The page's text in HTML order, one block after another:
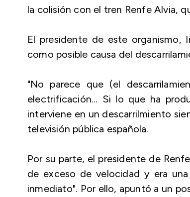
la colisión con el tren Renfe Alvia,
El presidente de este organismo,
como posible causa del
"No parece que (el
electrificación... Si lo que ha
interviene en un descarrilmiento
televisión pública española.
Por su parte, el presidente de
de exceso de velocidad y era
inmediato". Por ello, apuntó a un